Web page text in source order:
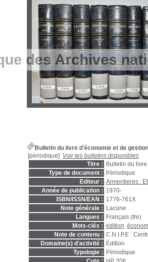
des Archives
Bulletin du livre d'économie et de gestion
[périodique] Voir les bulletins disponibles
Titre :
Bulletin du
Type de document :
Périodique
Editeur : Armentieres :
Année de publication : 1970-
ISBN/ISSN/EAN : 1776-761X
Note générale :
Lacune
Langues :
Français (fre)
Mots-clés : édition
Note de contenu : C.N.I.P.E :
Domaine(s) d'activité :
Édition
Typologie :
Périodique